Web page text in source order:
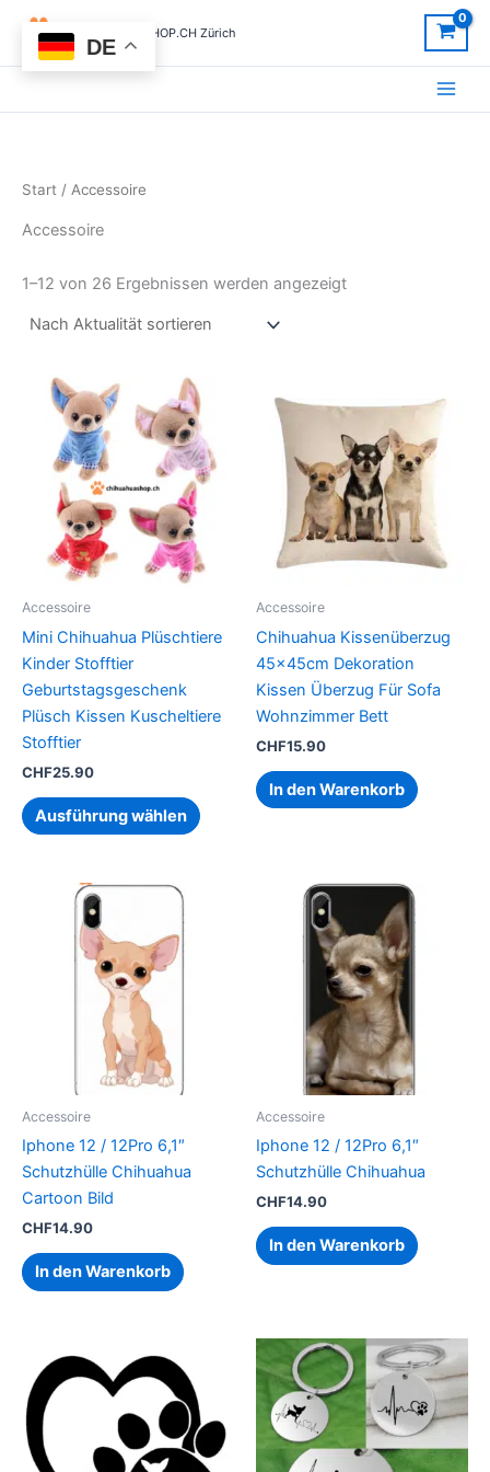
Inhalt
springen
CHIHUAHUASHOP.CH Zürich
Start / Accessoire
Accessoire
1–12 von 26 Ergebnissen werden angezeigt
Accessoire
Mini Chihuahua Plüschtiere
Kinder Stofftier
Geburtstagsgeschenk
Plüsch Kissen Kuscheltiere
Stofftier
CHF25.90
Ausführung wählen
Produkt
weist
mehrere
Varianten
Optionen
der
Produktseite
gewählt
werden
Accessoire
Chihuahua Kissenüberzug
45x45cm Dekoration
Kissen Überzug Für Sofa
Wohnzimmer Bett
CHF15.90
In den Warenkorb
Accessoire
Iphone 12 / 12Pro 6,1″
Schutzhülle Chihuahua
Cartoon Bild
CHF14.90
In den Warenkorb
Accessoire
Iphone 12 / 12Pro 6,1″
Schutzhülle Chihuahua
CHF14.90
In den Warenkorb
weist
mehrere
Varianten
Dieses
Produkt
weist
DE